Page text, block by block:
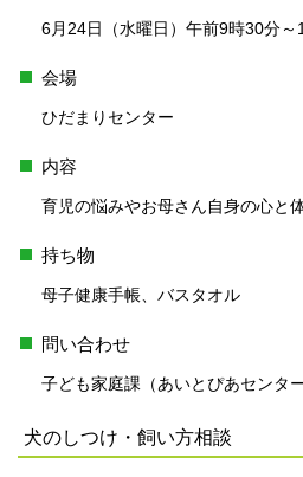
6月24日（水曜日）午前9時30分～
会場
ひだまりセンター
内容
育児の悩みやお母さん自身の心と
持ち物
母子健康手帳、バスタオル
問い合わせ
子ども家庭課（あいとぴあセンタ
犬のしつけ・飼い方相談